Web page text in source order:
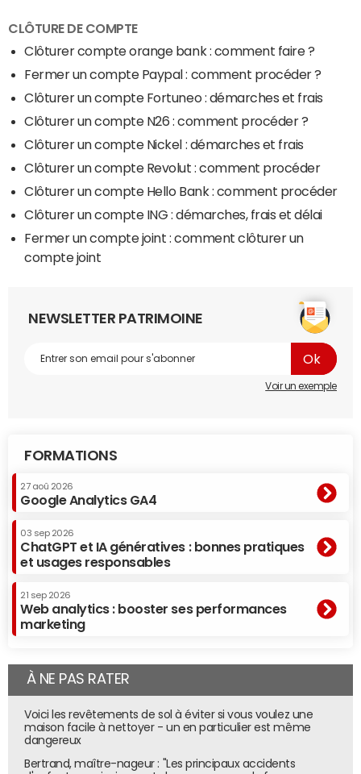
CLÔTURE DE COMPTE
Clôturer compte orange bank : comment faire ?
Fermer un compte Paypal : comment procéder ?
Clôturer un compte Fortuneo : démarches et frais
Clôturer un compte N26 : comment procéder ?
Clôturer un compte Nickel : démarches et frais
Clôturer un compte Revolut : comment procéder
Clôturer un compte Hello Bank : comment procéder
Clôturer un compte ING : démarches, frais et délai
Fermer un compte joint : comment clôturer un
compte joint
NEWSLETTER PATRIMOINE
Voir un exemple
FORMATIONS
27 aoû 2026
Google Analytics GA4
03 sep 2026
ChatGPT et IA génératives : bonnes pratiques
et usages responsables
21 sep 2026
Web analytics : booster ses performances
marketing
À NE PAS RATER
Voici les revêtements de sol à éviter si vous voulez une
maison facile à nettoyer - un en particulier est même
dangereux
Bertrand, maître-nageur : "Les principaux accidents